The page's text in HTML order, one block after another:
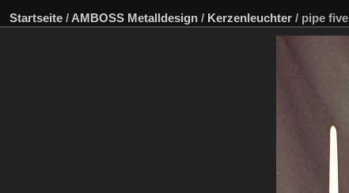
Startseite / AMBOSS Metalldesign / Kerzenleuchter / pipe five